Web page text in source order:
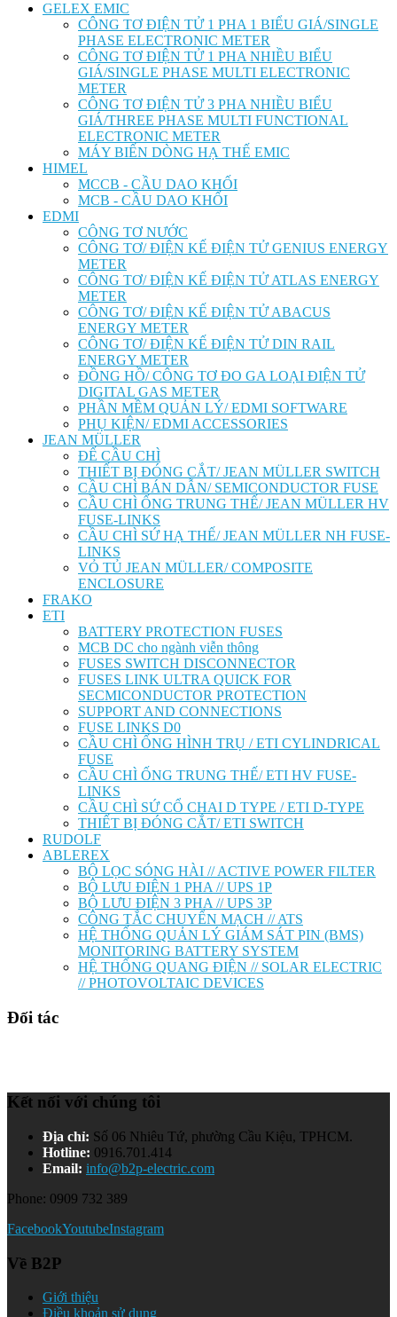
GELEX EMIC
CÔNG TƠ ĐIỆN TỬ 1 PHA 1 BIỂU GIÁ/SINGLE
PHASE ELECTRONIC METER
CÔNG TƠ ĐIỆN TỬ 1 PHA NHIỀU BIỂU
GIÁ/SINGLE PHASE MULTI ELECTRONIC
METER
CÔNG TƠ ĐIỆN TỬ 3 PHA NHIỀU BIỂU
GIÁ/THREE PHASE MULTI FUNCTIONAL
ELECTRONIC METER
MÁY BIẾN DÒNG HẠ THẾ EMIC
HIMEL
MCCB - CẦU DAO KHỐI
MCB - CẦU DAO KHỐI
EDMI
CÔNG TƠ NƯỚC
CÔNG TƠ/ ĐIỆN KẾ ĐIỆN TỬ GENIUS ENERGY
METER
CÔNG TƠ/ ĐIỆN KẾ ĐIỆN TỬ ATLAS ENERGY
METER
CÔNG TƠ/ ĐIỆN KẾ ĐIỆN TỬ ABACUS
ENERGY METER
CÔNG TƠ/ ĐIỆN KẾ ĐIỆN TỬ DIN RAIL
ENERGY METER
ĐỒNG HỒ/ CÔNG TƠ ĐO GA LOẠI ĐIỆN TỬ
DIGITAL GAS METER
PHẦN MỀM QUẢN LÝ/ EDMI SOFTWARE
PHỤ KIỆN/ EDMI ACCESSORIES
JEAN MÜLLER
ĐẾ CẦU CHÌ
THIẾT BỊ ĐÓNG CẮT/ JEAN MÜLLER SWITCH
CẦU CHÌ BÁN DẪN/ SEMICONDUCTOR FUSE
CẦU CHÌ ỐNG TRUNG THẾ/ JEAN MÜLLER HV
FUSE-LINKS
CẦU CHÌ SỨ HẠ THẾ/ JEAN MÜLLER NH FUSE-
LINKS
VỎ TỦ JEAN MÜLLER/ COMPOSITE
ENCLOSURE
FRAKO
ETI
BATTERY PROTECTION FUSES
MCB DC cho ngành viễn thông
FUSES SWITCH DISCONNECTOR
FUSES LINK ULTRA QUICK FOR
SECMICONDUCTOR PROTECTION
SUPPORT AND CONNECTIONS
FUSE LINKS D0
CẦU CHÌ ỐNG HÌNH TRỤ / ETI CYLINDRICAL
FUSE
CẦU CHÌ ỐNG TRUNG THẾ/ ETI HV FUSE-
LINKS
CẦU CHÌ SỨ CỔ CHAI D TYPE / ETI D-TYPE
THIẾT BỊ ĐÓNG CẮT/ ETI SWITCH
RUDOLF
ABLEREX
BỘ LỌC SÓNG HÀI // ACTIVE POWER FILTER
BỘ LƯU ĐIỆN 1 PHA // UPS 1P
BỘ LƯU ĐIỆN 3 PHA // UPS 3P
CÔNG TẮC CHUYỂN MẠCH // ATS
HỆ THỐNG QUẢN LÝ GIÁM SÁT PIN (BMS)
MONITORING BATTERY SYSTEM
HỆ THỐNG QUANG ĐIỆN // SOLAR ELECTRIC
// PHOTOVOLTAIC DEVICES
Đối tác
Kết nối với chúng tôi
Địa chỉ: Số 06 Nhiêu Tứ, phường Cầu Kiệu, TPHCM.
Hotline: 0916.701.414
Email: info@b2p-electric.com
Phone: 0909 732 389
FacebookYoutubeInstagram
Về B2P
Giới thiệu
Điều khoản sử dụng